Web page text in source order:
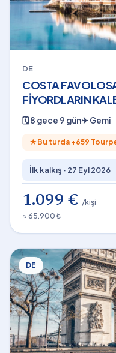
DE
COSTA
FİYORDLARIN
Eylül 2026
🗓8 gece 9 gün✈Gemi
★ Bu turda +659
İlk kalkış · 27 Eyl 2026
1.099 € /kişi
≈ 65.900 ₺
DE